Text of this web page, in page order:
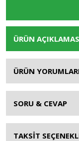
ÜRÜN
ÜRÜN
SORU & CEVAP
TAKSİT